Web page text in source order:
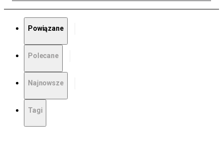
Powiązane
Polecane
Najnowsze
Tagi